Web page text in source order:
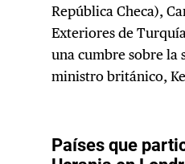
República Checa),
Exteriores de
una cumbre sobre
ministro británico,